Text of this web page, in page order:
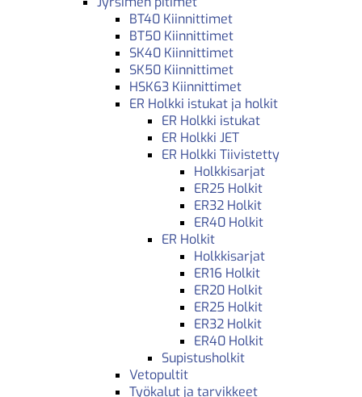
BT40 Kiinnittimet
BT50 Kiinnittimet
SK40 Kiinnittimet
SK50 Kiinnittimet
HSK63 Kiinnittimet
ER Holkki istukat ja holkit
ER Holkki istukat
ER Holkki JET
ER Holkki Tiivistetty
Holkkisarjat
ER25 Holkit
ER32 Holkit
ER40 Holkit
ER Holkit
Holkkisarjat
ER16 Holkit
ER20 Holkit
ER25 Holkit
ER32 Holkit
ER40 Holkit
Supistusholkit
Vetopultit
Työkalut ja tarvikkeet